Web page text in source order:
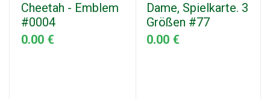
Cheetah - Emblem
#0004
0.00 €
Dame, Spielkarte. 3
Größen #77
0.00 €